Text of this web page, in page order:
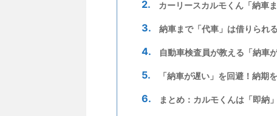
カーリースカルモくん「納車
納車まで「代車」は借りられ
自動車検査員が教える「納車
「納車が遅い」を回避！納期
まとめ：カルモくんは「即納